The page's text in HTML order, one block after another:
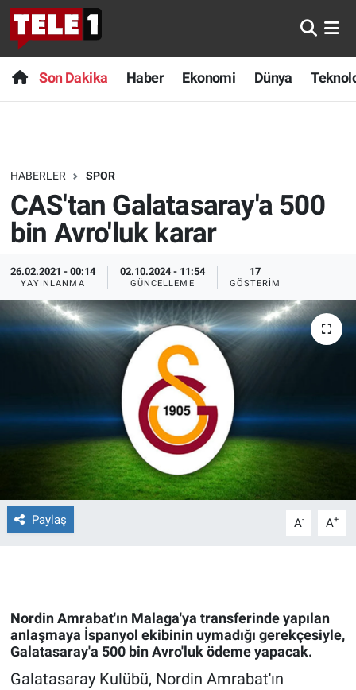
Son Dakika Haber Ekonomi Dünya
HABERLER SPOR
CAS'tan Galatasaray'a 500
bin Avro'luk karar
26.02.2021 - 00:14
YAYINLANMA
02.10.2024 - 11:54
GÜNCELLEME
17
GÖSTERIM
Paylaş A- A+
Nordin Amrabat'ın Malaga'ya transferinde yapılan
anlaşmaya İspanyol ekibinin uymadığı gerekçesiyle,
Galatasaray'a 500 bin Avro'luk ödeme yapacak.
Galatasaray Kulübü, Nordin Amrabat'ın
Anında Manşet
Başka Sohbetler
Bilim turu
Bilim ve Teknoloji Evreni
Doğa Konuşuyor
Dünya
Ege Saati
Ege'den Esintiler
Eğitim
Eğlence
Ekonomi
Gün Başlıyor
Gün Bitiyor
Son Dakika
Haber
Dünya
Teknoloji
Sağlık
Spor
Yayın Akışı
Nöbetçi Eczaneler
Hava Durumu
Trafik Durumu
Süper Lig Puan Durumu ve Fikstür
Tüm Manşetler
Son Dakika Haberleri
Haber Arşivi